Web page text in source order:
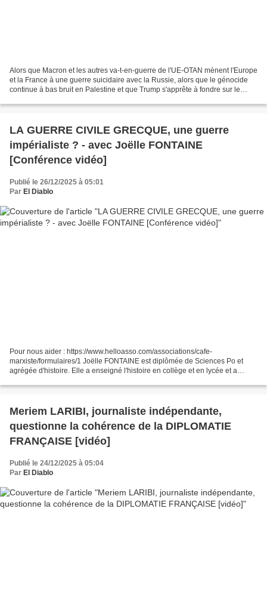
Alors que Macron et les autres va-t-en-guerre de l'UE-OTAN mènent l'Europe
et la France à une guerre suicidaire avec la Russie, alors que le génocide
continue à bas bruit en Palestine et que Trump s'apprête à fondre sur le
LA GUERRE CIVILE GRECQUE, une guerre
impérialiste ? - avec Joëlle FONTAINE
[Conférence vidéo]
Publié le 26/12/2025 à 05:01
Par El Diablo
Pour nous aider : https://www.helloasso.com/associations/cafe-
marxiste/formulaires/1 Joëlle FONTAINE est diplômée de Sciences Po et
agrégée d'histoire. Elle a enseigné l'histoire en collège et en lycée et a
Meriem LARIBI, journaliste indépendante,
questionne la cohérence de la DIPLOMATIE
FRANÇAISE [vidéo]
Publié le 24/12/2025 à 05:04
Par El Diablo